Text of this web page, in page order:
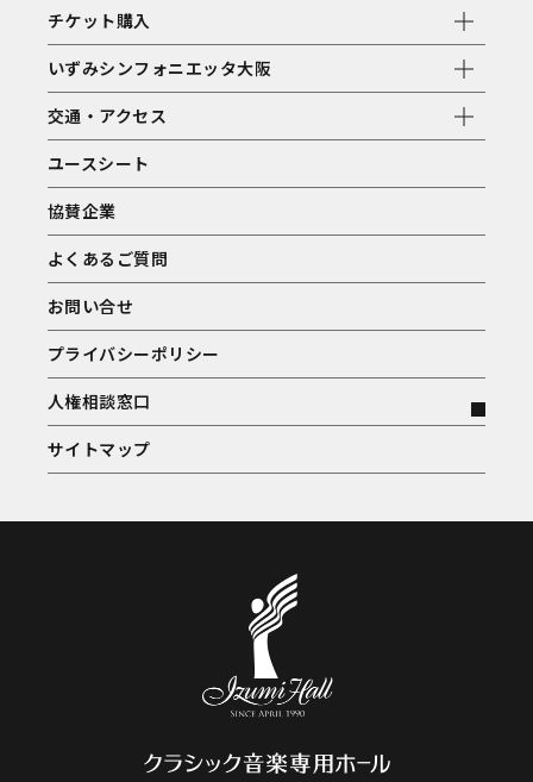
チケット購入
いずみシンフォニエッタ大阪
交通・アクセス
ユースシート
協賛企業
よくあるご質問
お問い合せ
プライバシーポリシー
人権相談窓口
サイトマップ